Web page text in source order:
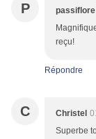
P passiflore
reçu!
Répondre
C Christel
Superbe